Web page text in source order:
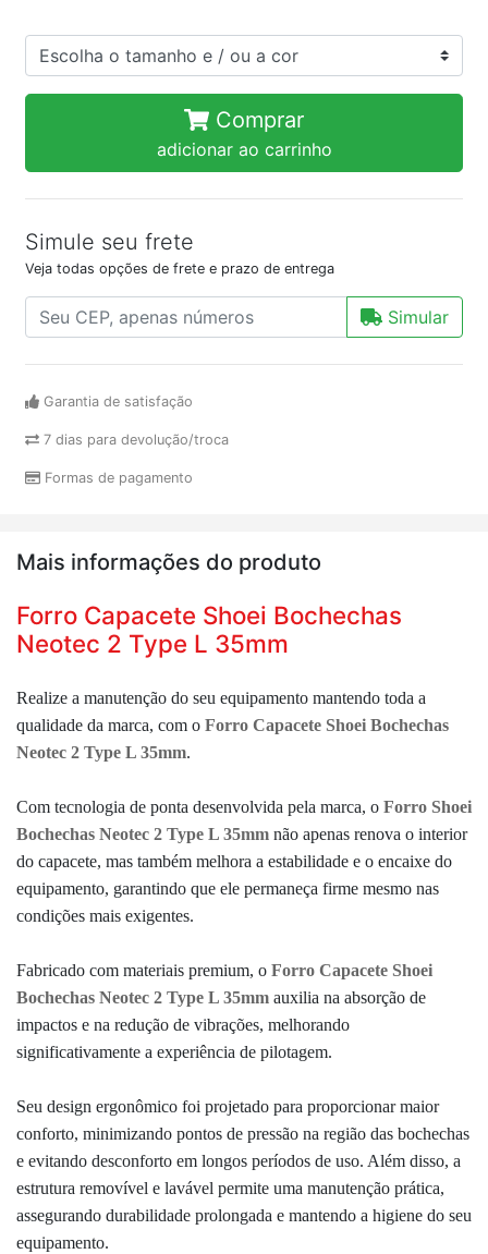
Comprar
adicionar ao carrinho
Simule seu frete
Veja todas opções de frete e prazo de entrega
Simular
Garantia de satisfação
7 dias para devolução/troca
Formas de pagamento
Mais informações do produto
Forro Capacete Shoei Bochechas
Neotec 2 Type L 35mm
Realize a manutenção do seu equipamento mantendo toda a
qualidade da marca, com o Forro Capacete Shoei Bochechas
Neotec 2 Type L 35mm.
Com tecnologia de ponta desenvolvida pela marca, o Forro Shoei
Bochechas Neotec 2 Type L 35mm não apenas renova o interior
do capacete, mas também melhora a estabilidade e o encaixe do
equipamento, garantindo que ele permaneça firme mesmo nas
condições mais exigentes.
Fabricado com materiais premium, o Forro Capacete Shoei
Bochechas Neotec 2 Type L 35mm auxilia na absorção de
impactos e na redução de vibrações, melhorando
significativamente a experiência de pilotagem.
Seu design ergonômico foi projetado para proporcionar maior
conforto, minimizando pontos de pressão na região das bochechas
e evitando desconforto em longos períodos de uso. Além disso, a
estrutura removível e lavável permite uma manutenção prática,
assegurando durabilidade prolongada e mantendo a higiene do seu
equipamento.